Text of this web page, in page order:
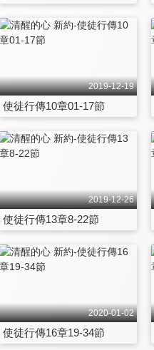
2019-12-19
使徒行傳10章01-17節
2019-12-26
使徒行傳13章8-22節
2020-01-02
使徒行傳16章19-34節